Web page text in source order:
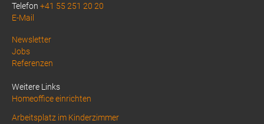
Telefon +41 55 251 20 20
E-Mail
Above
Footer
Newsletter
Jobs
Referenzen
Weitere Links
Homeoffice einrichten
Arbeitsplatz im Kinderzimmer